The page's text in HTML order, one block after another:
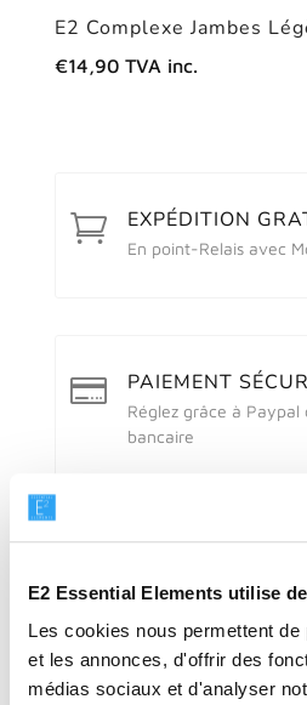
E2 Essential Elements utilise
Les cookies nous permettent
et les annonces, d'offrir des
médias sociaux et d'analyser
E2 Complexe Jambes
€14,90 TVA inc.
 EXPÉDITION
En point-Relais avec
 PAIEMENT
Réglez grâce à
bancaire
30 jours de
commandes